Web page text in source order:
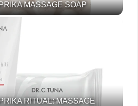
MASSAGE SOAP
RITUAL: MASSAGE